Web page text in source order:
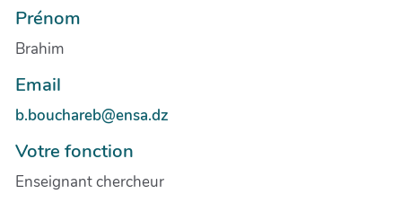
Prénom
Brahim
Email
b.bouchareb@ensa.dz
Votre fonction
Enseignant chercheur